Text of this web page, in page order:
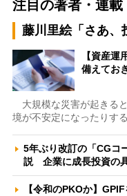
注目の著者・連載
藤川里絵「さあ、
【資産運
備えてお
大規模な災害が起きる
境が不安定になったりす
5年ぶり改訂の「CGコ
説 企業に成長投資の
【令和のPKOか】